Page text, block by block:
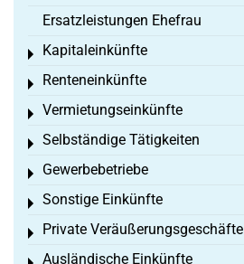
Ersatzleistungen Ehefrau
Kapitaleinkünfte
Toggle menu
Renteneinkünfte
Toggle menu
Vermietungseinkünfte
Toggle menu
Selbständige Tätigkeiten
Toggle menu
Gewerbebetriebe
Toggle menu
Sonstige Einkünfte
Toggle menu
Private Veräußerungsgeschäfte
Toggle menu
Ausländische Einkünfte